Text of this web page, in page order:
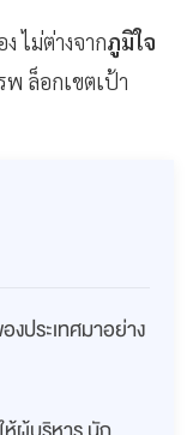
ไม่ต่างจากภูมิใจ
พ ล็อกเขตเป้า
ประเทศมาอย่าง